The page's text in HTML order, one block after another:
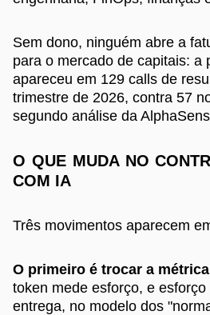
Sem dono, ninguém abre a
para o mercado de capitais: a
apareceu em 129 calls de
trimestre de 2026, contra 57
segundo análise da
O QUE MUDA NO
COM IA
Três movimentos aparecem
O primeiro é trocar a
token mede esforço, e
entrega, no modelo dos